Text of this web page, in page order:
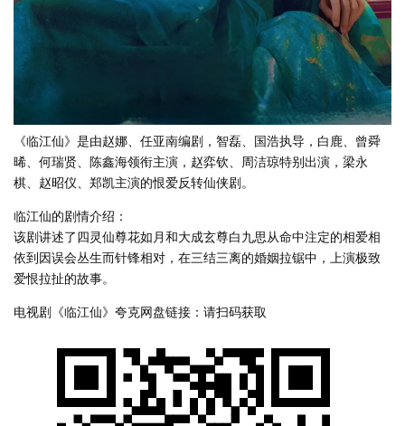
《临江仙》是由赵娜、任亚南编剧，智磊、国浩执导，白鹿、曾舜
晞、何瑞贤、陈鑫海领衔主演，赵弈钦、周洁琼特别出演，梁永
棋、赵昭仪、郑凯主演的恨爱反转仙侠剧。
临江仙的剧情介绍：
该剧讲述了四灵仙尊花如月和大成玄尊白九思从命中注定的相爱相
依到因误会丛生而针锋相对，在三结三离的婚姻拉锯中，上演极致
爱恨拉扯的故事。
电视剧《临江仙》夸克网盘链接：请扫码获取